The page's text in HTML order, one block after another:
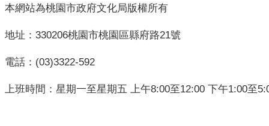
本網站為桃園市政府文化局版權所有
地址：330206桃園市桃園區縣府路21號
電話：(03)3322-592
上班時間：星期一至星期五 上午8:00至12:00 下午1:00至